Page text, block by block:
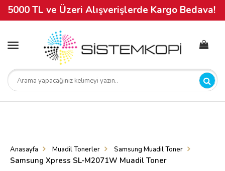
5000 TL ve Üzeri Alışverişlerde Kargo Bedava!
Toggle
navigation
Anasayfa Muadil Tonerler Samsung Muadil Toner
Samsung Xpress SL-M2071W Muadil Toner